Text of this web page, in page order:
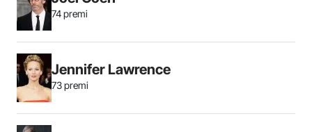
74 premi
Jennifer Lawrence
73 premi